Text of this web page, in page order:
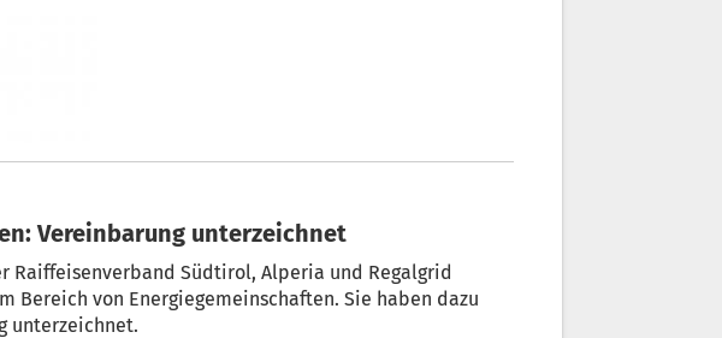
Vereinbarung unterzeichnet
Raiffeisenverband Südtirol, Alperia und Regalgrid
Bereich von Energiegemeinschaften. Sie haben dazu
unterzeichnet.